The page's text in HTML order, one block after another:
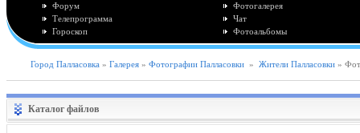
Форум
Телепрограмма
Гороскоп
Фотогалерея
Чат
Фотоальбомы
Город Палласовка » Галерея » Фотографии Палласовки » Жители Палласовки »
Каталог файлов